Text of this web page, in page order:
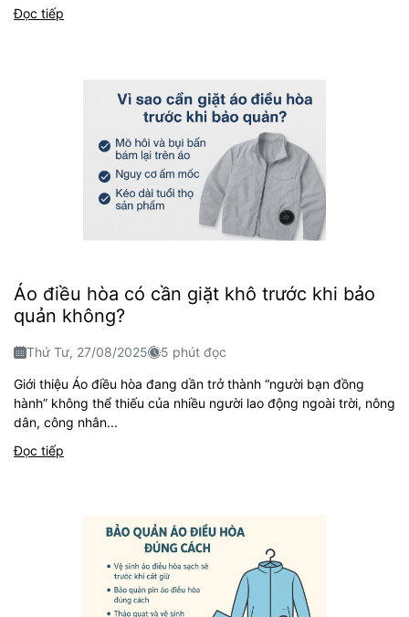
Đọc tiếp
Áo điều hòa có cần giặt khô trước khi bảo
quản không?
Thứ Tư, 27/08/2025 5 phút đọc
Giới thiệu Áo điều hòa đang dần trở thành “người bạn đồng
hành” không thể thiếu của nhiều người lao động ngoài trời, nông
dân, công nhân...
Đọc tiếp